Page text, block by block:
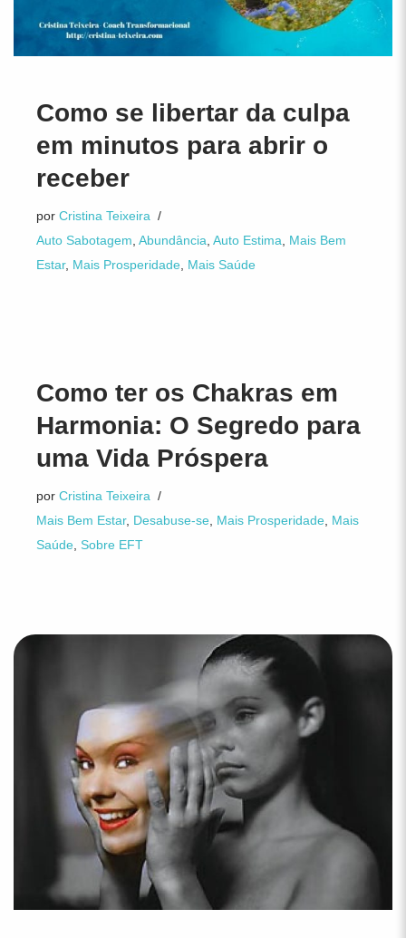
Como se libertar da culpa
em minutos para abrir o
receber
por Cristina Teixeira
Auto Sabotagem Abundância Auto Estima
Mais Bem
Estar, Mais Prosperidade Mais Saúde
Como ter os Chakras em
Harmonia: O Segredo para
uma Vida Próspera
por Cristina Teixeira
Mais Bem Estar, Desabuse-se Mais Prosperidade Mais
Saúde Sobre EFT